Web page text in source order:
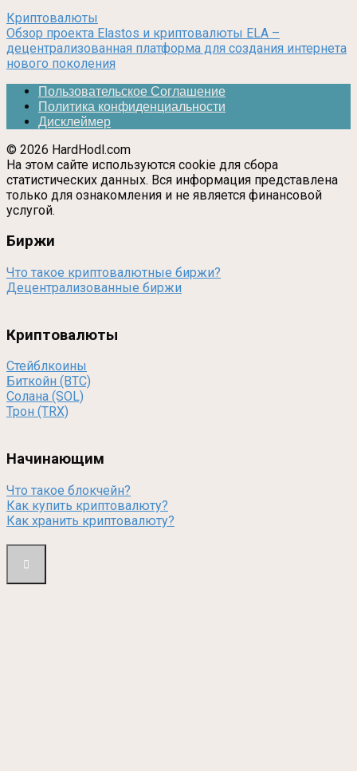
Криптовалюты
Обзор проекта Elastos и криптовалюты ELA –
децентрализованная платформа для создания интернета
нового поколения
Пользовательское Соглашение
Политика конфиденциальности
Дисклеймер
© 2026 HardHodl.com
На этом сайте используются cookie для сбора
статистических данных. Вся информация представлена
только для ознакомления и не является финансовой
услугой.
Биржи
Что такое криптовалютные биржи?
Децентрализованные биржи
Криптовалюты
Стейблкоины
Биткойн (BTC)
Солана (SOL)
Трон (TRX)
Начинающим
Что такое блокчейн?
Как купить криптовалюту?
Как хранить криптовалюту?